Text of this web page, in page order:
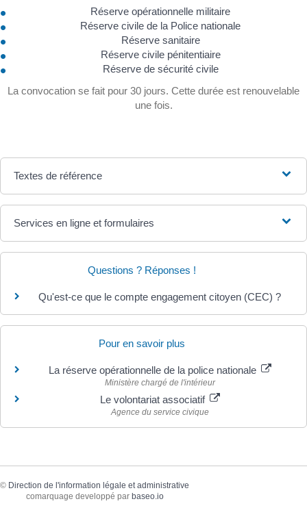
Réserve opérationnelle militaire
Réserve civile de la Police nationale
Réserve sanitaire
Réserve civile pénitentiaire
Réserve de sécurité civile
La convocation se fait pour 30 jours. Cette durée est renouvelable
une fois.
Textes de référence
Services en ligne et formulaires
Questions ? Réponses !
Qu'est-ce que le compte engagement citoyen (CEC) ?
Pour en savoir plus
La réserve opérationnelle de la police nationale
Ministère chargé de l'intérieur
Le volontariat associatif
Agence du service civique
© Direction de l'information légale et administrative
comarquage developpé par baseo.io